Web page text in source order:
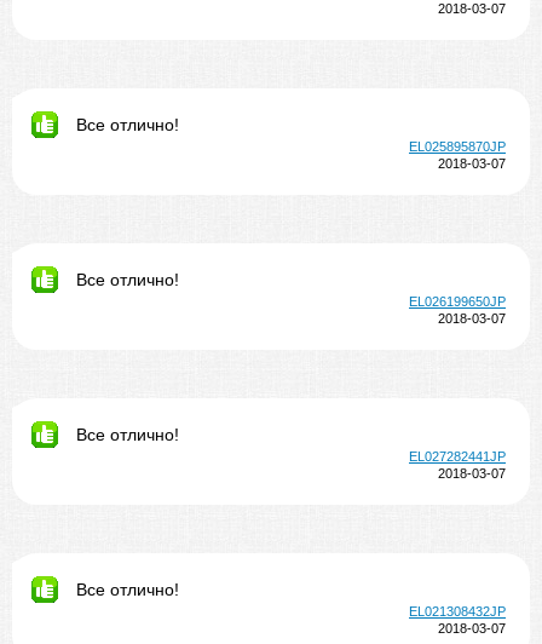
2018-03-07
Все отлично!
EL025895870JP
2018-03-07
Все отлично!
EL026199650JP
2018-03-07
Все отлично!
EL027282441JP
2018-03-07
Все отлично!
EL021308432JP
2018-03-07